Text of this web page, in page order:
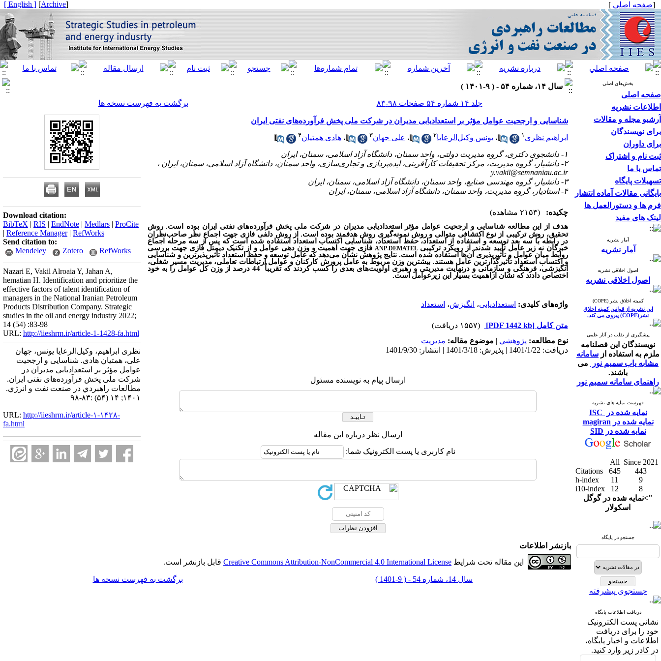
[صفحه اصلی ]
[
Archive
]
[ English ]
بخش‌های اصلی
صفحه اصلی
اطلاعات نشریه
آرشیو مجله و مقالات
برای نویسندگان
برای داوران
ثبت نام و اشتراک
تماس با ما
تسهیلات پایگاه
بایگانی مقالات آماده انتشار
فرم ها و دستورالعمل ها
لینک های مفید
آمار نشریه
آمار نشریه
اصول اخلاقی نشریه
اصول اخلاقی نشریه
کمیته اخلاق نشر (COPE)
این نشریه از قوانین کمیته اخلاق
نشر(COPE) پیروی می کند.
پیشگیری از تقلب در آثار علمی
نویسندگان این فصلنامه
ملزم به استفاده از سامانه
مشابه یاب سمیم نور
می
باشند.
راهنمای سامانه سمیم نور
فهرست نمایه های نشریه
نمایه شده در ISC
نمایه شده در magiran
نمایه شده در SID
All Since 2021
Citations
645
443
h-index
11
9
i10-index
12
8
">نمایه شده در گوگل
اسکولار
جستجو در پایگاه
جستجوی پیشرفته
دریافت اطلاعات پایگاه
نشانی پست الکترونیک
خود را برای دریافت
اطلاعات و اخبار پایگاه،
در کادر زیر وارد کنید.
سال ۱۴، شماره ۵۴ - ( ۹-۱۴۰۱ )
جلد ۱۴ شماره ۵۴ صفحات ۹۸-۸۳
برگشت به فهرست نسخه ها
شناسایی و ارجحیت عوامل مؤثر بر استعدادیابی مدیران در شرکت ملی پخش فرآورده‌های نفتی ایران
ابراهیم نظری ۱ ، یونس وکیل‌الرعایا۲ ، علی جهان۳ ، هادی همتیان۴
۱- دانشجوی دکتری، گروه مدیریت دولتی، واحد سمنان، دانشگاه آزاد اسلامی، سمنان، ایران
۲- دانشیار، گروه مدیریت، مرکز تحقیقات کارآفرینی، ایده‌پردازی و تجاری‌سازی، واحد سمنان، دانشگاه آزاد اسلامی، سمنان، ایران ،
y.vakil@semnaniau.ac.ir
۳- دانشیار، گروه مهندسی صنایع، واحد سمنان، دانشگاه آزاد اسلامی، سمنان، ایران
۴- استادیار، گروه مدیریت، واحد سمنان، دانشگاه آزاد اسلامی، سمنان، ایران
چکیده: (۲۱۵۳ مشاهده)
هدف از این مطالعه شناساییو ارجحیت عوامل مؤثر
استعدادیابی مدیران در شرکت ملی پخش فرآورده‌های نفتی ایران بوده است. روش
تحقیق، روش ترکیبی از نوع اکتشافی متوالی و روش نمونه‌گیری روش هدفمند بوده است. از روش دلفی فازی جهت اجماع نظر صاحب‌نظران
در رابطه با سه بعد توسعه و استفاده از استعداد، حفظ استعداد، شناسایی اکتساب استعداد استفاده ‌شده است که پس از سه مرحله اجماع
خبرگان نه زیر عامل تأیید شدند. از رویکرد ترکیبیANP-DEMATEL فازی جهت اهمیت و وزن دهی عوامل و از تکنیک دیمتل فازی جهت بررسی
روابط میان عوامل و تأثیرپذیری آن‌ها استفاده ‌شده است. نتایج پژوهش نشان می‌دهد که عامل توسعه و حفظ استعداد تأثیرپذیرترین و شناسایی
و اکتساب استعداد تأثیرگذارترین عامل هستند. بیشترین وزن مربوط به عامل پرورش کارکنان و عوامل ارتباطات تعاملی، مدیریت مسیر شغلی،
انگیزشی، فرهنگی و سازمانی و درنهایت مدیریتی و رهبری اولویت‌های بعدی را کسب کردند که تقریباً 44 درصد از وزن کل عوامل را به خود
اختصاص دادند که نشان ازاهمیت بسیار این زیرعوامل است.
واژه‌های کلیدی: استعدادیابی، انگیزش، استعداد
متن کامل [PDF 1442 kb]
(۱۵۵۷ دریافت)
نوع مطالعه: پژوهشي | موضوع مقاله: مديريت
دریافت: 1401/1/22 | پذیرش: 1401/3/18 | انتشار: 1401/9/30
ارسال پیام به نویسنده مسئول
ارسال نظر درباره این مقاله
نام کاربری یا پست الکترونیک شما:
Download citation:
BibTeX | RIS | EndNote | Medlars | ProCite
| Reference Manager| RefWorks
Send citation to:
Mendeley
Zotero RefWorks
Nazari E, Vakil Alroaia Y, Jahan A,
hematian H. Identification and prioritize the
effective factors of talent identification of
managers in the National Iranian Petroleum
Products Distribution Company. Strategic
studies in the oil and energy industry 2022;
14 (54) :83-98
URL: http://iieshrm.ir/article-1-1428-fa.html
نظری ابراهیم، وکیل‌الرعایا یونس، جهان
علی، همتیان هادی. شناسایی و ارجحیت
عوامل مؤثر بر استعدادیابی مدیران در
شرکت ملی پخش فرآورده‌های نفتی ایران.
مطالعات راهبردي در صنعت نفت و انرژي.
۱۴۰۱; ۱۴ (۵۴) :۸۳-۹۸
URL: http://iieshrm.ir/article-۱-۱۴۲۸-
fa.html
بازنشر اطلاعات
این مقاله تحت شرایط Creative Commons Attribution-NonCommercial 4.0 International License قابل بازنشر است.
سال 14، شماره 54 - ( 9-1401 ) برگشت به فهرست نسخه ها